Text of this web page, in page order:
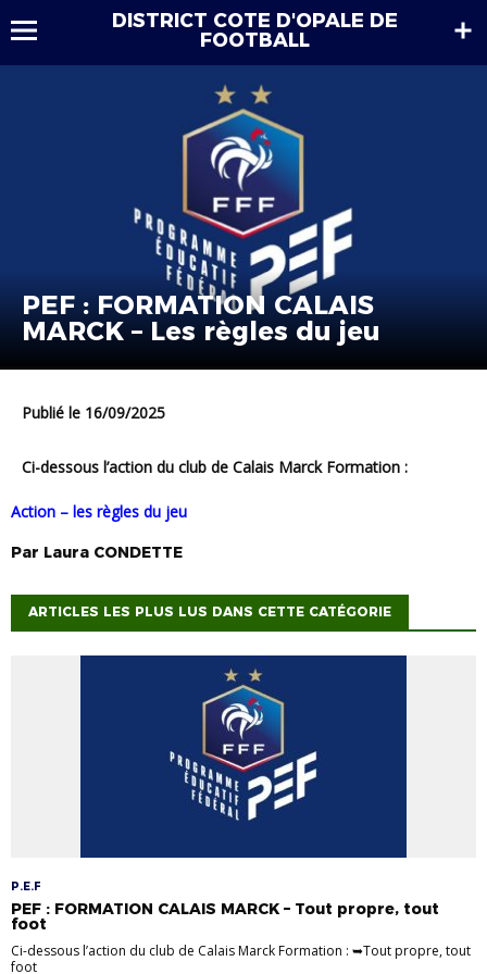
DISTRICT COTE D'OPALE DE
FOOTBALL
PEF : FORMATION CALAIS
MARCK – Les règles du jeu
Publié le 16/09/2025
Ci-dessous l’action du club de Calais Marck Formation :
Action – les règles du jeu
Par Laura CONDETTE
ARTICLES LES PLUS LUS DANS CETTE CATÉGORIE
P.E.F
PEF : FORMATION CALAIS MARCK – Tout propre, tout
foot
Ci-dessous l’action du club de Calais Marck Formation : ➥Tout propre, tout
foot